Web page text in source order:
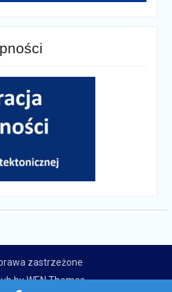
zastrzeżone
byWEN Themes